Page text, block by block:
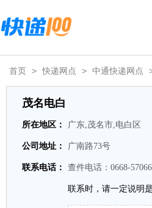
首页 > 快递网点 > 中通快递网点
茂名电白
所在地区： 广东,茂名市,电白区
公司地址： 广南路73号
联系电话： 查件电话：0668-
联系时，请一定说明